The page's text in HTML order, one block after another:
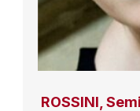
ROSSINI,